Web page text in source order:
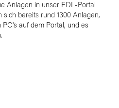
Anlagen in unser EDL-Portal
bereits rund 1300 Anlagen,
auf dem Portal, und es